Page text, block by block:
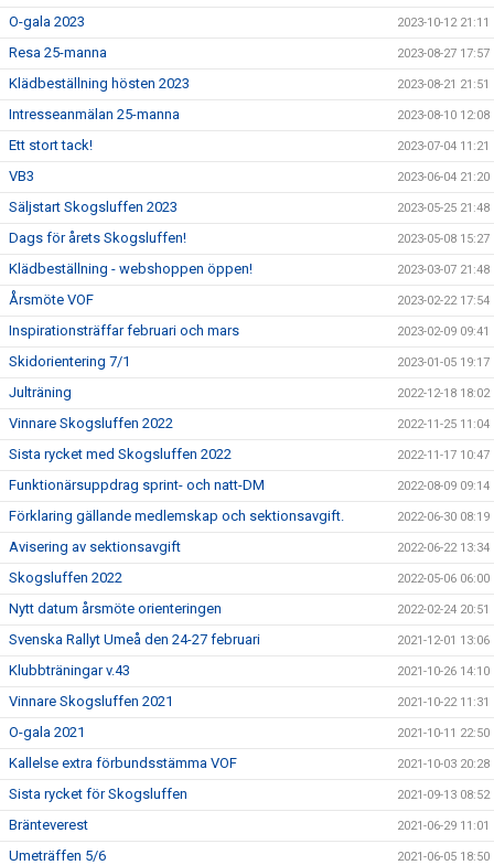
O-gala 2023 2023-10-12 21:11
Resa 25-manna 2023-08-27 17:57
Klädbeställning hösten 2023 2023-08-21 21:51
Intresseanmälan 25-manna 2023-08-10 12:08
Ett stort tack! 2023-07-04 11:21
VB3 2023-06-04 21:20
Säljstart Skogsluffen 2023 2023-05-25 21:48
Dags för årets Skogsluffen! 2023-05-08 15:27
Klädbeställning - webshoppen öppen! 2023-03-07 21:48
Årsmöte VOF 2023-02-22 17:54
Inspirationsträffar februari och mars 2023-02-09 09:41
Skidorientering 7/1 2023-01-05 19:17
Julträning 2022-12-18 18:02
Vinnare Skogsluffen 2022 2022-11-25 11:04
Sista rycket med Skogsluffen 2022 2022-11-17 10:47
Funktionärsuppdrag sprint- och natt-DM 2022-08-09 09:14
Förklaring gällande medlemskap och sektionsavgift. 2022-06-30 08:19
Avisering av sektionsavgift 2022-06-22 13:34
Skogsluffen 2022 2022-05-06 06:00
Nytt datum årsmöte orienteringen 2022-02-24 20:51
Svenska Rallyt Umeå den 24-27 februari 2021-12-01 13:06
Klubbträningar v.43 2021-10-26 14:10
Vinnare Skogsluffen 2021 2021-10-22 11:31
O-gala 2021 2021-10-11 22:50
Kallelse extra förbundsstämma VOF 2021-10-03 20:28
Sista rycket för Skogsluffen 2021-09-13 08:52
Bränteverest 2021-06-29 11:01
Umeträffen 5/6 2021-06-05 18:50